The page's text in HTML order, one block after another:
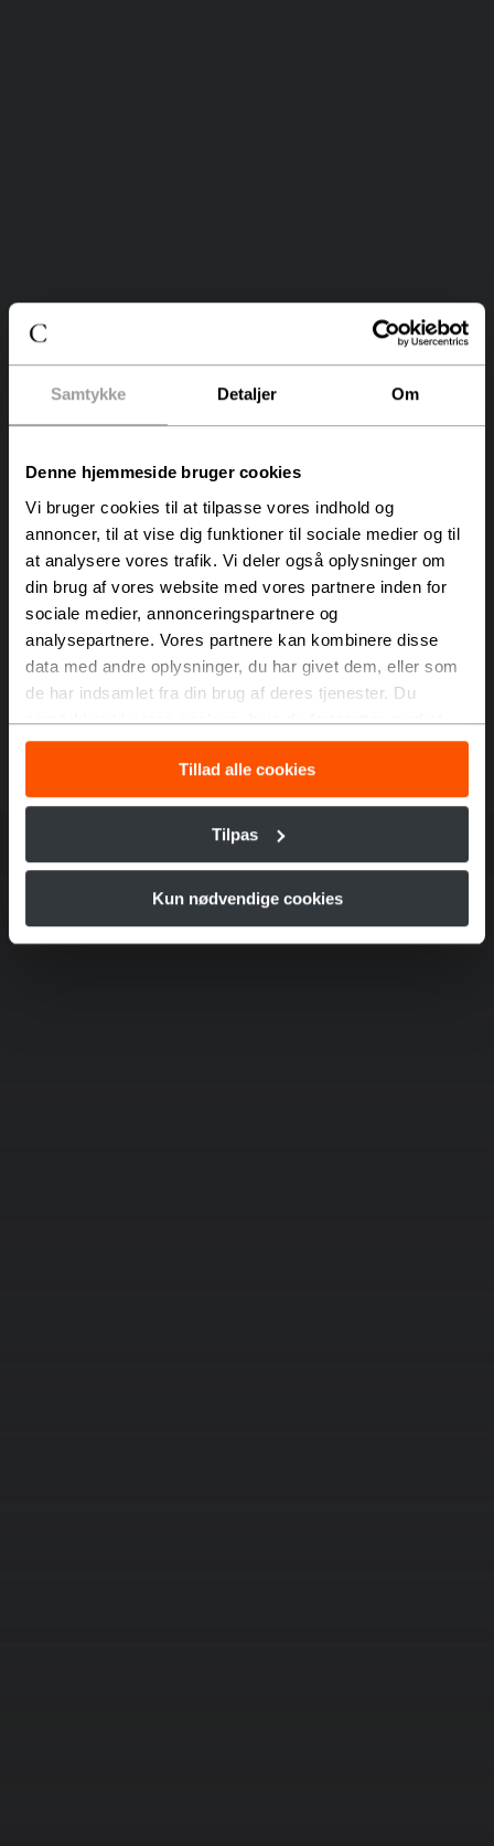
Samtykke Detaljer Om
Denne hjemmeside bruger cookies
Vi bruger cookies til at tilpasse vores indhold og
annoncer, til at vise dig funktioner til sociale medier og til
at analysere vores trafik. Vi deler også oplysninger om
din brug af vores website med vores partnere inden for
sociale medier, annonceringspartnere og
analysepartnere. Vores partnere kan kombinere disse
data med andre oplysninger, du har givet dem, eller som
de har indsamlet fra din brug af deres tjenester. Du
samtykker til vores cookies, hvis du fortsætter med at
anvende vores hjemmeside.
Tillad alle cookies
Tilpas
Kun nødvendige cookies